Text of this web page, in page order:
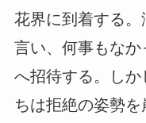
花界に到着する。
言い、何事もな
へ招待する。し
ちは拒絶の姿勢